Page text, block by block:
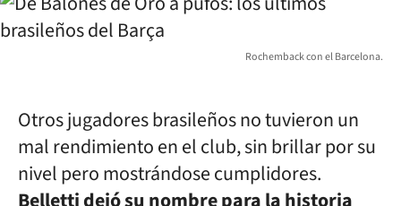
Rochemback con el Barcelona.
Otros jugadores brasileños no tuvieron un
mal rendimiento en el club, sin brillar por su
nivel pero mostrándose cumplidores.